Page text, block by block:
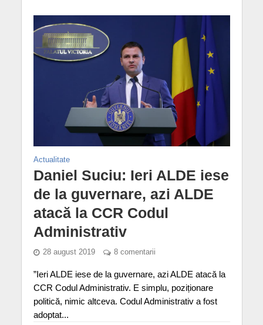
Actualitate
Daniel Suciu: Ieri ALDE iese
de la guvernare, azi ALDE
atacă la CCR Codul
Administrativ
28 august 2019 8 comentarii
”Ieri ALDE iese de la guvernare, azi ALDE atacă la
CCR Codul Administrativ. E simplu, poziționare
politică, nimic altceva. Codul Administrativ a fost
adoptat...